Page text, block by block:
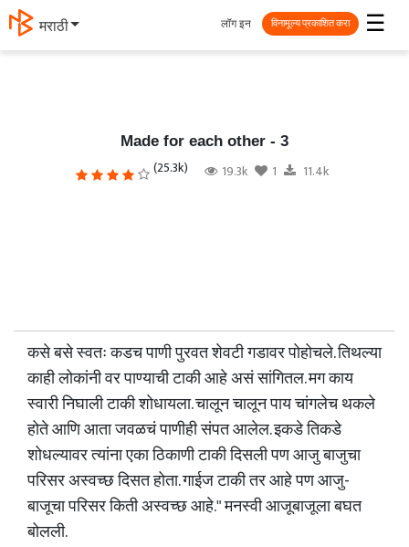
मराठी ☰
लॉग इन विनामूल्य प्रकाशित करा
Made for each other - 3
(25.3k) 19.3k 1 11.4k
कसे बसे स्वतः कडच पाणी पुरवत शेवटी गडावर पोहोचले. तिथल्या
काही लोकांनी वर पाण्याची टाकी आहे असं सांगितल. मग काय
स्वारी निघाली टाकी शोधायला. चालून चालून पाय चांगलेच थकले
होते आणि आता जवळचं पाणीही संपत आलेल. इकडे तिकडे
शोधल्यावर त्यांना एका ठिकाणी टाकी दिसली पण आजु बाजुचा
परिसर अस्वच्छ दिसत होता. गाईज टाकी तर आहे पण आजु-
बाजूचा परिसर किती अस्वच्छ आहे." मनस्वी आजूबाजूला बघत
बोलली.